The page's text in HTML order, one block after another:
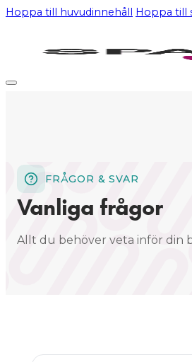
Hoppa till huvudinnehåll Hoppa till
FRÅGOR & SVAR
Vanliga frågor
Allt du behöver veta inför din